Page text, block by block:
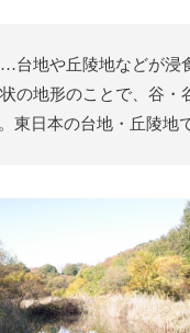
台地や丘陵地などが浸
の地形のことで、谷・
東日本の台地・丘陵地